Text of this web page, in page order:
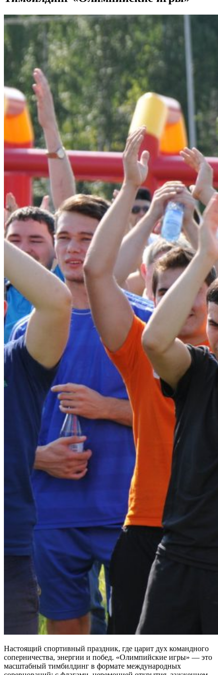
Настоящий спортивный праздник, где царит дух командного
соперничества, энергии и побед. «Олимпийские игры» — это
масштабный тимбилдинг в формате международных